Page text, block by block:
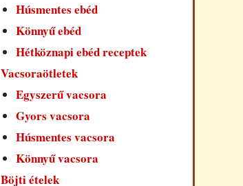
Húsmentes ebéd
Könnyű ebéd
Hétköznapi ebéd receptek
Vacsoraötletek
Egyszerű vacsora
Gyors vacsora
Húsmentes vacsora
Könnyű vacsora
Böjti ételek